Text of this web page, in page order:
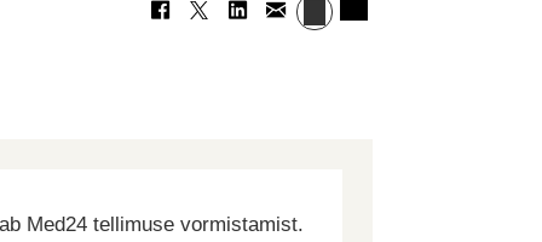
Med24 tellimuse vormistamist.